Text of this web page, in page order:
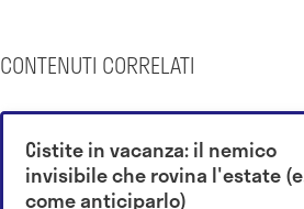
CONTENUTI CORRELATI
Cistite in vacanza: il nemico
invisibile che rovina l'estate (e
come anticiparlo)